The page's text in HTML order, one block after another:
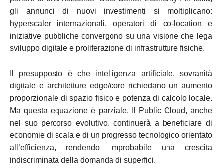
gli annunci di nuovi investimenti si moltiplicano:
hyperscaler internazionali, operatori di co-location e
iniziative pubbliche convergono su una visione che lega
sviluppo digitale e proliferazione di infrastrutture fisiche.
Il presupposto è che intelligenza artificiale, sovranità
digitale e architetture edge/core richiedano un aumento
proporzionale di spazio fisico e potenza di calcolo locale.
Ma questa equazione è parziale. Il Public Cloud, anche
nel suo percorso evolutivo, continuerà a beneficiare di
economie di scala e di un progresso tecnologico orientato
all’efficienza, rendendo improbabile una crescita
indiscriminata della domanda di superfici.